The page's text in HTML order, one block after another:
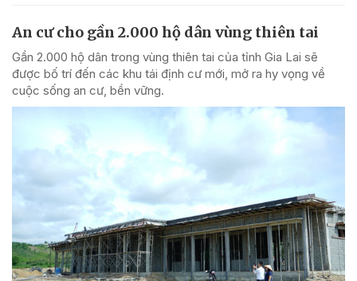
An cư cho gần 2.000 hộ dân vùng thiên tai
Gần 2.000 hộ dân trong vùng thiên tai của tỉnh Gia Lai sẽ
được bố trí đến các khu tái định cư mới, mở ra hy vọng về
cuộc sống an cư, bền vững.